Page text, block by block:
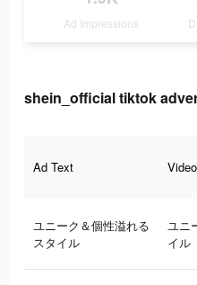
Ad Impressions
shein_official tiktok
Ad Text
ユニーク＆個性溢れる
スタイル
ユニ
イル